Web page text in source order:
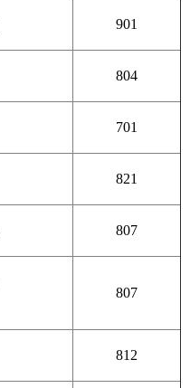
901
804
701
821
807
807
812